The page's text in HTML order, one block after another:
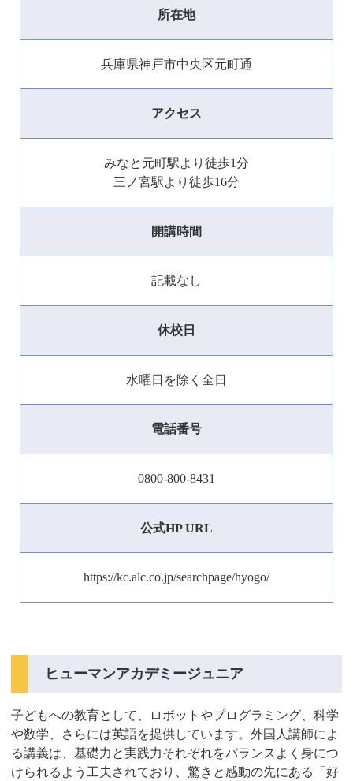
所在地
兵庫県神戸市中央区元町通
アクセス
みなと元町駅より徒歩1分
三ノ宮駅より徒歩16分
開講時間
記載なし
休校日
水曜日を除く全日
電話番号
0800-800-8431
公式HP URL
https://kc.alc.co.jp/searchpage/hyogo/
ヒューマンアカデミージュニア
子どもへの教育として、ロボットやプログラミング、科学
や数学、さらには英語を提供しています。外国人講師によ
る講義は、基礎力と実践力それぞれをバランスよく身につ
けられるよう工夫されており、驚きと感動の先にある「好